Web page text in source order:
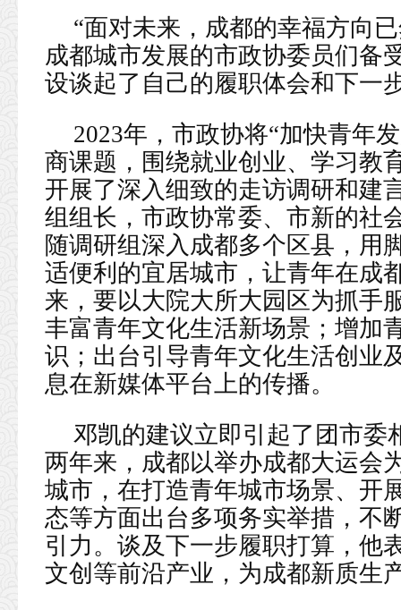
“面对未来，成都的幸福方向
成都城市发展的市政协委员们备
设谈起了自己的履职体会和下一
2023年，市政协将“加快青年
商课题，围绕就业创业、学习教
开展了深入细致的走访调研和建
组组长，市政协常委、市新的社
随调研组深入成都多个区县，用
适便利的宜居城市，让青年在成
来，要以大院大所大园区为抓手
丰富青年文化生活新场景；增加
识；出台引导青年文化生活创业
息在新媒体平台上的传播。
邓凯的建议立即引起了团市委
两年来，成都以举办成都大运会
城市，在打造青年城市场景、开
态等方面出台多项务实举措，不
引力。谈及下一步履职打算，他
文创等前沿产业，为成都新质生